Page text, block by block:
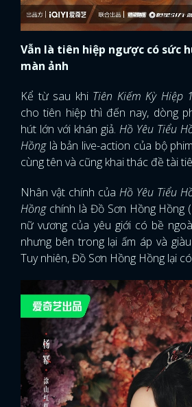
Vẫn là tiên hiệp ngược có sức
màn ảnh
Kể từ sau khi Tiên Kiếm Kỳ Hiệp 1
cho tiên hiệp thì đến nay, dòng
hút lớn với khán giả. Hồ Yêu Tiểu
Hồnglà bản live-action của bộ
cùng tên và cũng khai thác đề tài
Nhân vật chính của Hồ Yêu Tiểu
Hồngchính là Đồ Sơn Hồng Hồng
nữ vương của yêu giới có bề
nhưng bên trong lại ấm áp và
Tuy nhiên, Đồ Sơn Hồng Hồng lại